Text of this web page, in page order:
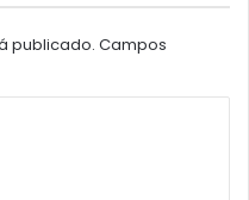
publicado. Campos